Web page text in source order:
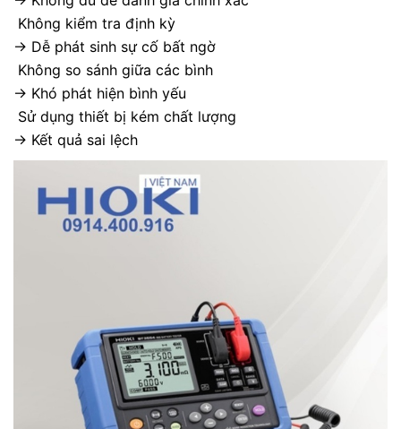
Không kiểm tra định kỳ
→ Dễ phát sinh sự cố bất ngờ
Không so sánh giữa các bình
→ Khó phát hiện bình yếu
Sử dụng thiết bị kém chất lượng
→ Kết quả sai lệch